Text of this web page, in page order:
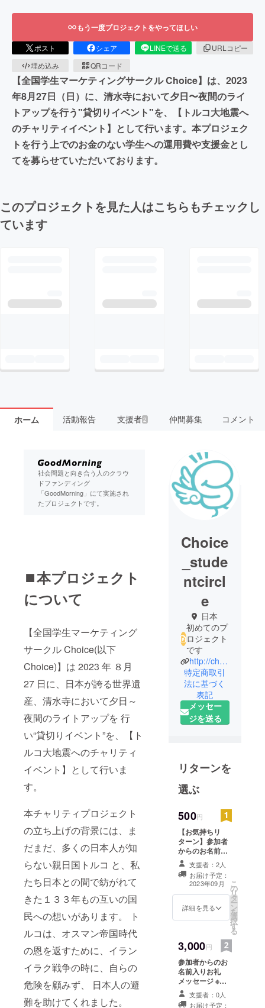
もう一度プロジェクトをやってほしい
ポスト シェア LINEで送る
URLコピー
埋め込み
QRコード
【全国学生マーケティングサークル Choice】は、2023
年8月27日（日）に、清水寺において夕日〜夜間のライ
トアップを行う"貸切りイベント"を、【トルコ大地震へ
のチャリティイベント】として行います。本プロジェク
トを行う上でのお金のない学生への運用費や支援金とし
てを募らせていただいております。
このプロジェクトを見た人はこちらもチェックし
ています
ホーム 活動報告 支援者2 仲間募集 コメント
社会問題と向き合う人のクラウ
ドファンディング
「GoodMorning」にて実施され
たプロジェクトです。
⏹️本プロジェクト
について
【全国学生マーケティング
サークル Choice(以下
Choice)】は 2023 年 ８月
27 日に、日本が誇る世界遺
産、清水寺において夕日～
夜間のライトアップを 行
い“貸切りイベント”を、【ト
ルコ大地震へのチャリティ
イベント】として行いま
す。
本チャリティプロジェクト
の立ち上げの背景には、ま
だまだ、多くの日本人が知
らない親日国トルコ と、私
たち日本との間で紡がれて
きた１３３年もの互いの国
民への想いがあります。 ト
ルコは、オスマン帝国時代
の恩を返すために、イラン
イラク戦争の時に、自らの
危険を顧みず、 日本人の避
難を助けてくれました。
Choice
_stude
ntcircl
e
日本
初めてのプ
ロジェクト
です
http://choice-japan.com/
特定商取引
法に基づく
表記
メッセー
ジを送る
リターンを
選ぶ
500円
【お気持ちリ
ターン】参加者
からのお名前入
りお礼メッセー
ジをメールにて
送らせていただ
きます。 ※メッ
セージ内に記載
希望のお名前を
支援者：2人
お届け予定：
2023年09月
詳細を見る
こ
の
リ
タ
ー
ン
を
選
択
す
る
3,000円
参加者からのお
名前入りお礼
メッセージ ※
メッセージ内に
記載希望のお名
支援者：0人
お届け予定：